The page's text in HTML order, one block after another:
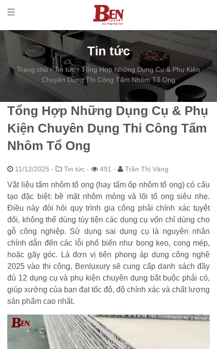
Tin tức
Trang chủ Tin tức
Tổng Hợp Những Dụng Cụ & Phụ Kiện
Chuyên Dụng Thi Công Tấm Nhôm Tổ Ong
Tổng Hợp Những Dụng Cụ & Phụ
Kiện Chuyên Dụng Thi Công Tấm
Nhôm Tổ Ong
11/12/2025 - Tin tức - 491 - Trần Thị Vàng
Vật liệu tấm nhôm tổ ong (hay tấm ốp nhôm tổ ong) có cấu
tạo đặc biệt: bề mặt nhôm mỏng và lõi tổ ong siêu nhẹ.
Điều này đòi hỏi quy trình gia công phải chính xác tuyệt
đối, không thể dùng tùy tiện các dụng cụ vốn chỉ dùng cho
gỗ công nghiệp. Sử dụng sai dụng cụ là nguyên nhân
chính dẫn đến các lỗi phổ biến như bong keo, cong mép,
hoặc gãy góc. Là đơn vị tiên phong áp dụng công nghệ
2025 vào thi công, Benluxury sẽ cung cấp danh sách đầy
đủ 12 dụng cụ và phụ kiện chuyên dụng bắt buộc phải có,
giúp xưởng của bạn đạt tốc độ, độ chính xác và chất lượng
sản phẩm cao nhất.